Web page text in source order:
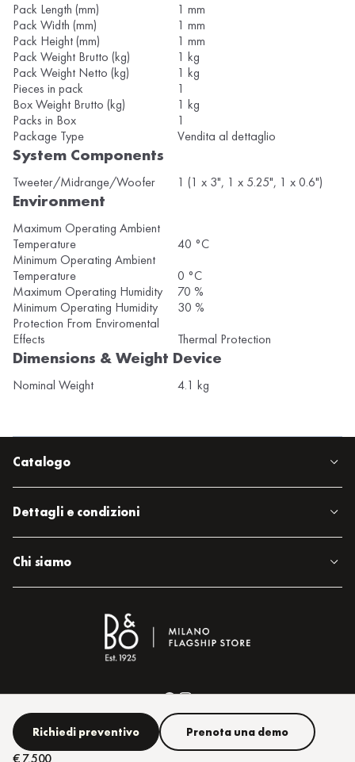
Pack Length (mm)
1 mm
Pack Width (mm)
1 mm
Pack Height (mm)
1 mm
Pack Weight Brutto (kg)
1 kg
Pack Weight Netto (kg)
1 kg
Pieces in pack
1
Box Weight Brutto (kg)
1 kg
Packs in Box
1
Package Type
Vendita al dettaglio
System Components
Tweeter/Midrange/Woofer 1 (1 x 3", 1 x 5.25", 1 x 0.6")
Environment
Maximum Operating Ambient
Temperature
40 °C
Minimum Operating Ambient
Temperature
0 °C
Maximum Operating Humidity
70 %
Minimum Operating Humidity
30 %
Protection From Enviromental
Effects
Thermal Protection
Dimensions & Weight Device
Nominal Weight 4.1 kg
€ 7.500
Richiedi preventivo Prenota una demo
Catalogo
Dettagli e condizioni
Chi siamo